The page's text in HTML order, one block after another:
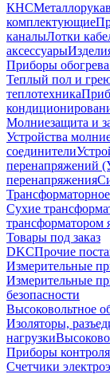
КНСМеталлорукав
комплектующие
каналыЛотки
аксессуары
Приборы
Теплый пол и
теплотехника
Молниезащита и
Устройства
соединители
перенапряжений
перенапряжения
Сухие
трансформатором
Товары под заказ
DKCПрочие
Измерительные
Измерительные
безопасности
Высоковольтное
Изоляторы,
нагрузки
Приборы контроля
Счетчики